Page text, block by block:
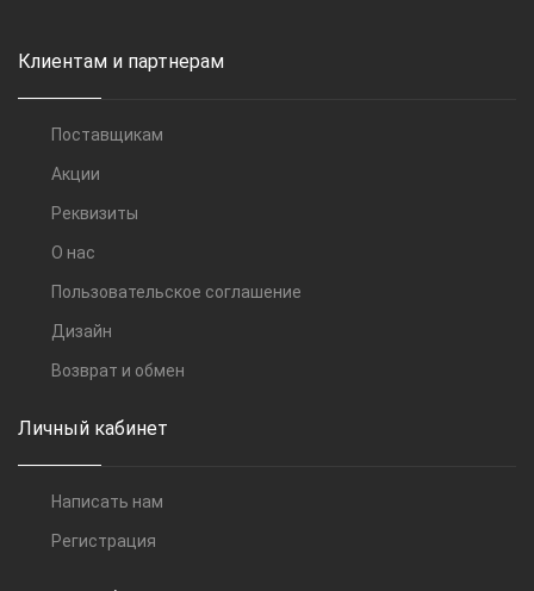
Клиентам и партнерам
Поставщикам
Акции
Реквизиты
О нас
Пользовательское соглашение
Дизайн
Возврат и обмен
Личный кабинет
Написать нам
Регистрация